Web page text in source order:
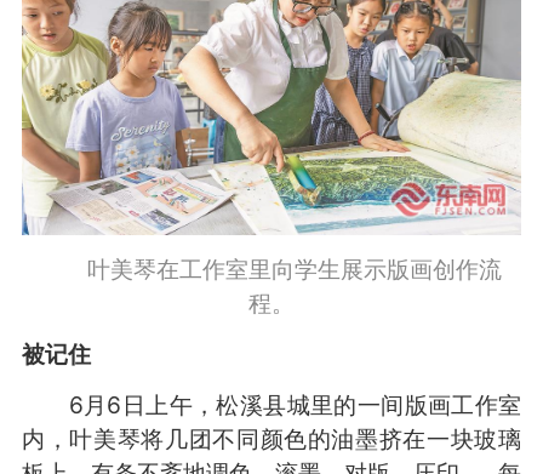
叶美琴在工作室里向学生展示版画创作流
程。
被记住
6月6日上午，松溪县城里的一间版画工作室
内，叶美琴将几团不同颜色的油墨挤在一块玻璃